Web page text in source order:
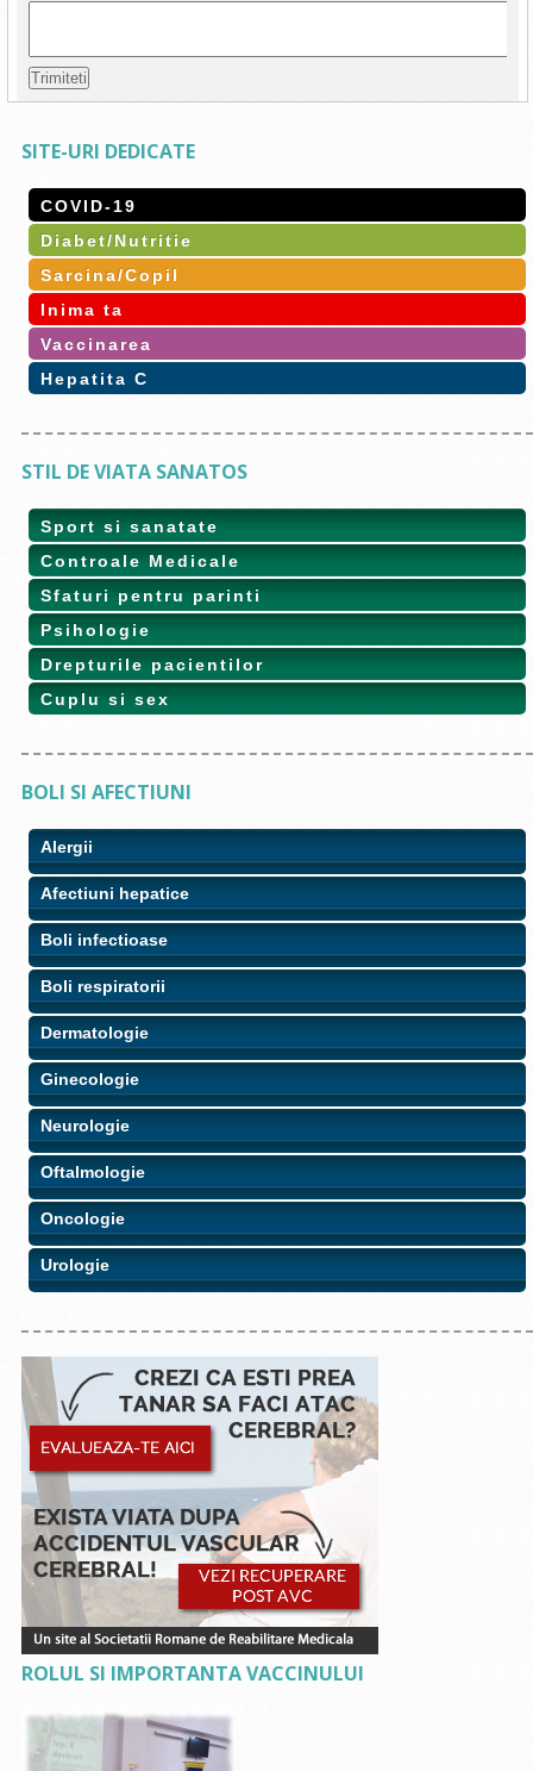
SITE-URI DEDICATE
COVID-19
Diabet/Nutritie
Sarcina/Copil
Inima ta
Vaccinarea
Hepatita C
STIL DE VIATA SANATOS
Sport si sanatate
Controale Medicale
Sfaturi pentru parinti
Psihologie
Drepturile pacientilor
Cuplu si sex
BOLI SI AFECTIUNI
Alergii
Afectiuni hepatice
Boli infectioase
Boli respiratorii
Dermatologie
Ginecologie
Neurologie
Oftalmologie
Oncologie
Urologie
ROLUL SI IMPORTANTA VACCINULUI